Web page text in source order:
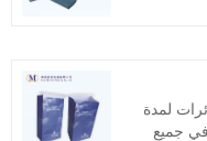
لمدة
طيران في جميع